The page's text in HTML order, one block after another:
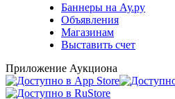
Баннеры на Ау.ру
Объявления
Магазинам
Выставить счет
Приложение Аукциона